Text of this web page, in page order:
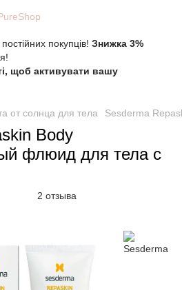
покупців! Знижка 3%
щоб активувати вашу
от солнца для тела Sesderma
Body
флюид для тела с
2 отзыва